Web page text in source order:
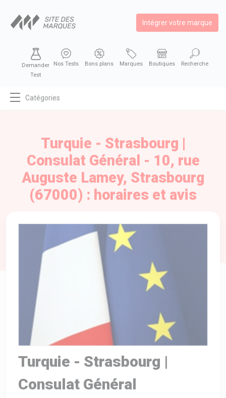
Intégrer votre marque
Demander
Test
Nos Tests Bons plans Marques Boutiques Recherche
Catégories
BIEN MANGER
HIGH-TECH
BIEN CHEZ SOI
A VOTRE SERVICE
BIO & ENVIRONNEMENT
ENTREPRISE
ANIMAUX
CATALOGUES
Turquie - Strasbourg |
Consulat Général - 10, rue
Auguste Lamey, Strasbourg
(67000) : horaires et avis
Turquie - Strasbourg |
Consulat Général